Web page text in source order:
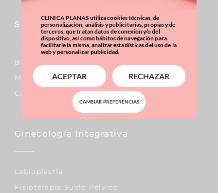
Sobrepeso & Obesidad
Balón Gástrico
Manga Gástrica
Calculadora IMC
Ginecología Integrativa
Labioplastia
Fisioterapia Suelo Pélvico
CLINICA PLANAS utiliza cookies técnicas, de
personalización, análisis y publicitarias, propias y de
terceros, que tratan datos de conexión y/o del
dispositivo, así como hábitos de navegación para
facilitarle la misma, analizar estadísticas del uso de la
web y personalizar publicidad.
ACEPTAR RECHAZAR
CAMBIAR PREFERENCIAS